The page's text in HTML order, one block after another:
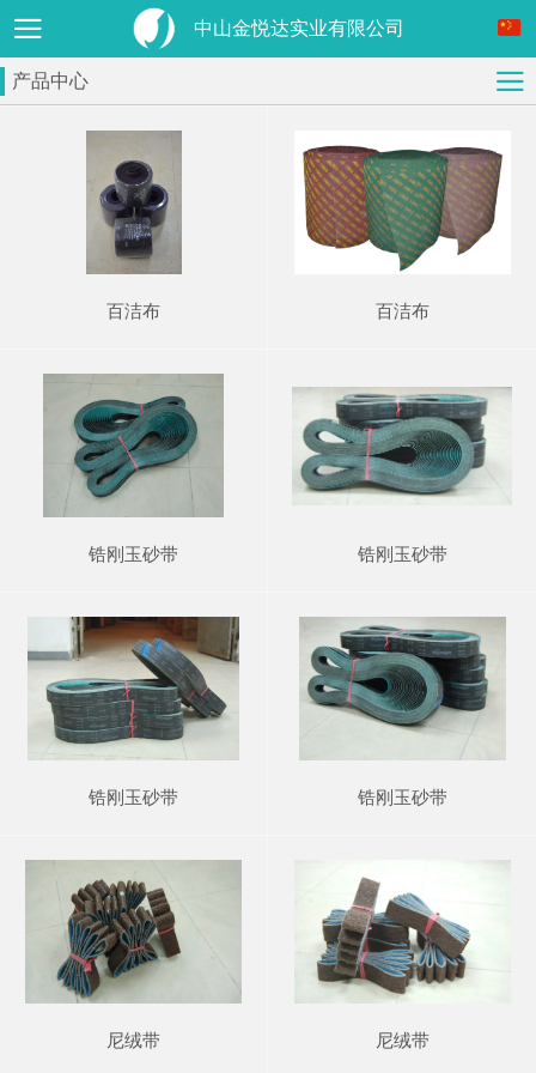
中山金悦达实业有限公司
产品中心
百洁布 百洁布
锆刚玉砂带 锆刚玉砂带
锆刚玉砂带 锆刚玉砂带
尼绒带 尼绒带